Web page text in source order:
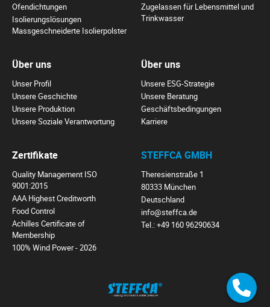
Ofendichtungen
Isolierungslösungen
Massgeschneiderte Isolierpolster
Zugelassen für Lebensmittel und
Trinkwasser
Über uns
Unser Profil
Unsere Geschichte
Unsere Produktion
Unsere Soziale Verantwortung
Über uns
Unsere ESG-Strategie
Unsere Beratung
Geschäftsbedingungen
Karriere
Zertifikate
Quality Management ISO
9001:2015
AAA Highest Creditworth
Food Control
Achilles Certificate of
Membership
100% Wind Power - 2026
STEFFCA GMBH
Theresienstraße 1
80333 München
Deutschland
info@steffca.de
Tel.:+49 160 96290634